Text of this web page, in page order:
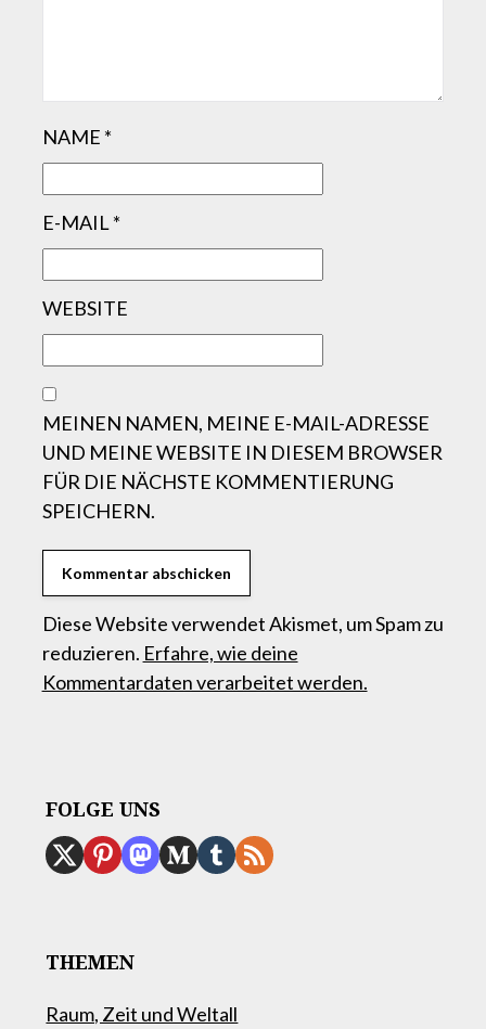
NAME *
E-MAIL*
WEBSITE
MEINEN NAMEN, MEINE E-MAIL-ADRESSE
UND MEINE WEBSITE IN DIESEM BROWSER
FÜR DIE NÄCHSTE KOMMENTIERUNG
SPEICHERN.
Diese Website verwendet Akismet, um Spam zu
reduzieren. Erfahre, wie deine
Kommentardaten verarbeitet werden.
FOLGE UNS
THEMEN
Raum, Zeit und Weltall